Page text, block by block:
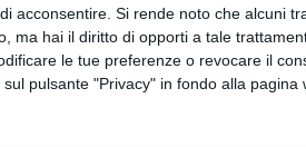
acconsentire. Si rende noto che alcuni
ma hai il diritto di opporti a tale
le tue preferenze o revocare il
pulsante "Privacy" in fondo alla pagina
Il magazzino di
Grosseto
Amazon passa a